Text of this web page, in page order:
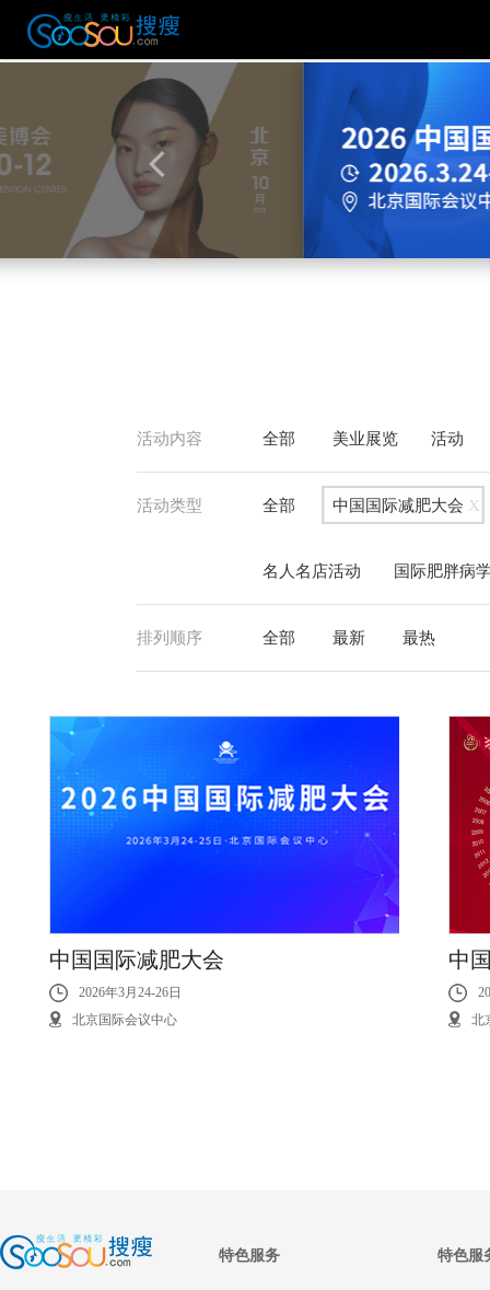
活动内容 全部 美业展览 活动
活动类型 全部 中国国际减肥大会 X
名人名店活动 国际肥胖病
排列顺序 全部 最新 最热
中国国际减肥大会
2026年3月24-26日
北京国际会议中心
中
北
特色服务 特色服